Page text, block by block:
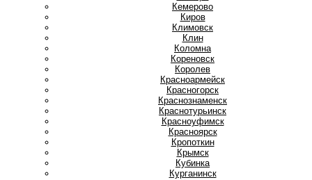
Кемерово
Киров
Климовск
Клин
Коломна
Кореновск
Королев
Красноармейск
Красногорск
Краснознаменск
Краснотурьинск
Красноуфимск
Красноярск
Кропоткин
Крымск
Кубинка
Курганинск